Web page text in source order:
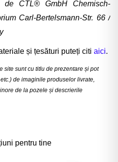
de CTL® GmbH Chemisch-
Carl-Bertelsmann-Str. 66 /
și țesături puteți citi aici.
site sunt cu titlu de prezentare și pot
de imaginile produselor livrate,
de la pozele și descrierile
pentru tine